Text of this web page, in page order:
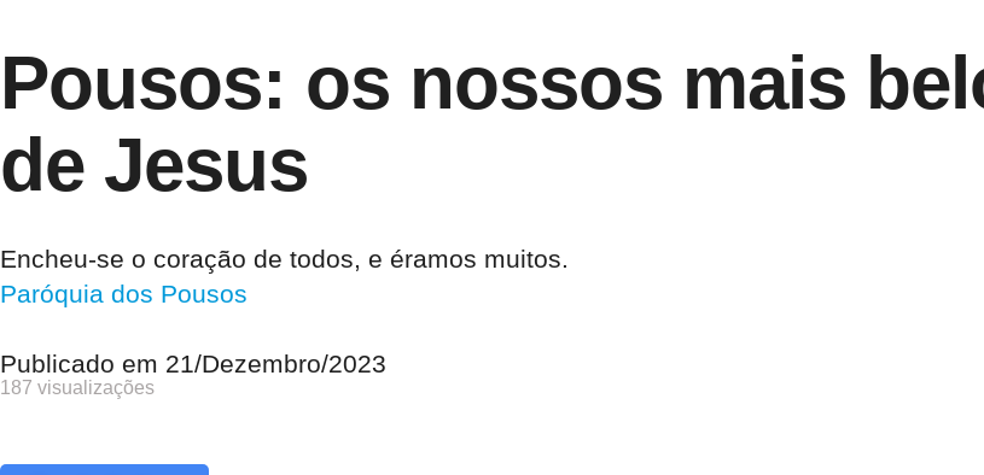
Pousos: os nossos mais
de Jesus
Encheu-se o coração de todos, e éramos muitos.
Paróquia dos Pousos
Publicado em 21/Dezembro/2023
187 visualizações